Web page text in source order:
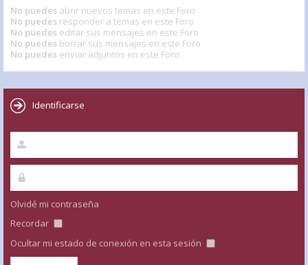
No puedes abrir nuevos temas en este Foro
No puedes responder a temas en este Foro
No puedes editar sus mensajes en este Foro
No puedes borrar sus mensajes en este Foro
No puedes enviar adjuntos en este Foro
Identificarse
Olvidé mi contraseña
Recordar
Ocultar mi estado de conexión en esta sesión